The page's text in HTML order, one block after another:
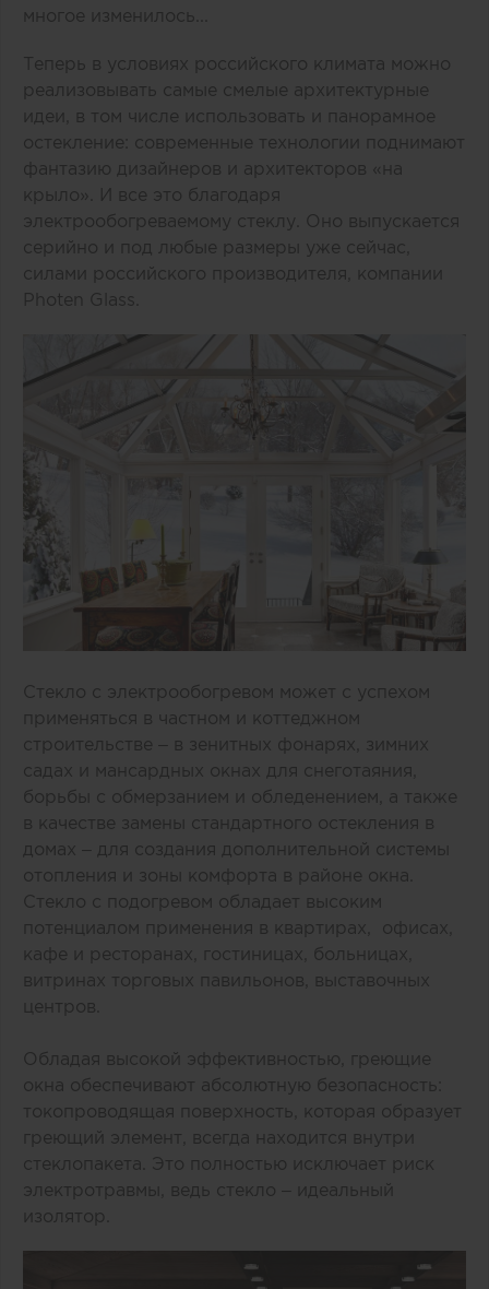
многое изменилось...
Теперь в условиях российского климата можно
реализовывать самые смелые архитектурные
идеи, в том числе использовать и панорамное
остекление: современные технологии поднимают
фантазию дизайнеров и архитекторов «на
крыло». И все это благодаря
электрообогреваемому стеклу
. Оно выпускается
серийно и под любые размеры уже сейчас,
силами российского производителя,
компании
Photen Glass
Стекло с электрообогревом может с успехом
применяться в частном и коттеджном
строительстве – в зенитных фонарях, зимних
садах и мансардных окнах для снеготаяния,
борьбы с обмерзанием и обледенением, а также
в качестве замены стандартного остекления в
домах – для создания дополнительной системы
отопления и зоны комфорта в районе окна.
Стекло с подогревом обладает высоким
потенциалом применения в квартирах, офисах,
кафе и ресторанах, гостиницах, больницах,
витринах торговых павильонов, выставочных
центров.
Обладая высокой эффективностью, греющие
окна обеспечивают абсолютную безопасность:
токопроводящая поверхность, которая образует
греющий элемент, всегда находится внутри
стеклопакета. Это полностью исключает риск
электротравмы, ведь стекло – идеальный
изолятор.